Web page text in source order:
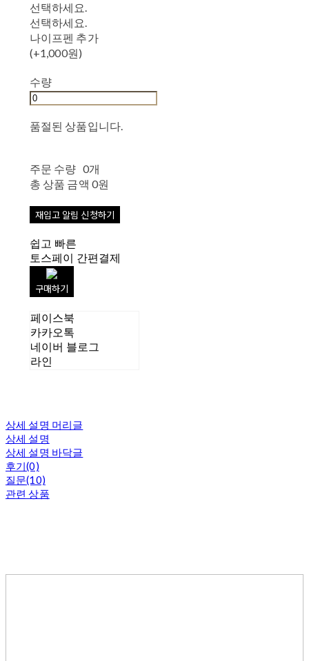
선택하세요.
선택하세요.
나이프펜 추가
(+1,000원)
수량
품절된 상품입니다.
주문 수량 0개
총 상품 금액 0원
재입고 알림 신청하기
쉽고 빠른
토스페이 간편결제
구매하기
페이스북
카카오톡
네이버 블로그
라인
상세 설명 머리글
상세 설명
상세 설명 바닥글
후기(0)
질문(10)
관련 상품